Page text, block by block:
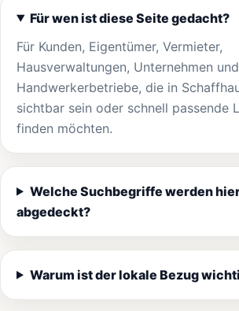
Für wen ist diese Seite gedacht?
Für Kunden, Eigentümer, Vermieter,
Hausverwaltungen, Unternehmen und
Handwerkerbetriebe, die in
sichtbar sein oder schnell passende
finden möchten.
Welche Suchbegriffe werden
abgedeckt?
Warum ist der lokale Bezug